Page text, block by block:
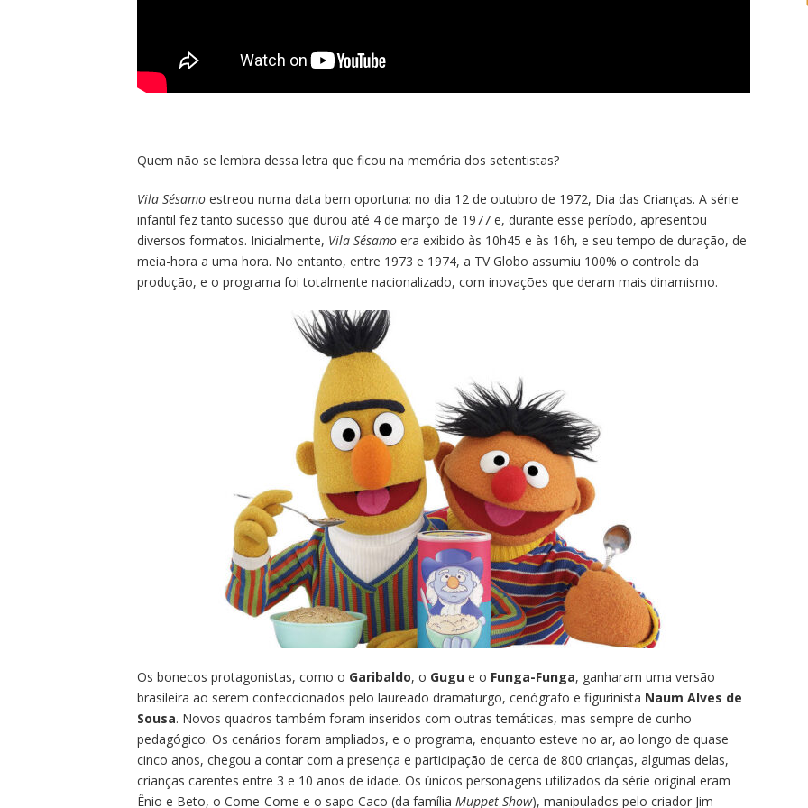
Quem não se lembra dessa letra que ficou na memória dos setentistas?
Vila Sésamo estreou numa data bem oportuna: no dia 12 de outubro de 1972, Dia das Crianças. A série
infantil fez tanto sucesso que durou até 4 de março de 1977 e, durante esse período, apresentou
diversos formatos. Inicialmente, Vila Sésamo era exibido às 10h45 e às 16h, e seu tempo de duração, de
meia-hora a uma hora. No entanto, entre 1973 e 1974, a TV Globo assumiu 100% o controle da
produção, e o programa foi totalmente nacionalizado, com inovações que deram mais dinamismo.
Os bonecos protagonistas, como o Garibaldo, o Gugu e o Funga-Funga, ganharam uma versão
brasileira ao serem confeccionados pelo laureado dramaturgo, cenógrafo e figurinista Naum Alves de
Sousa. Novos quadros também foram inseridos com outras temáticas, mas sempre de cunho
pedagógico. Os cenários foram ampliados, e o programa, enquanto esteve no ar, ao longo de quase
cinco anos, chegou a contar com a presença e participação de cerca de 800 crianças, algumas delas,
crianças carentes entre 3 e 10 anos de idade. Os únicos personagens utilizados da série original eram
Ênio e Beto, o Come-Come e o sapo Caco (da família Muppet Show), manipulados pelo criador Jim